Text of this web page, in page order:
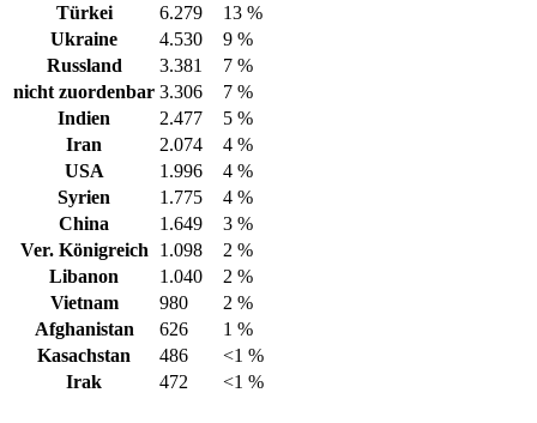
Türkei
6.279
13 %
Ukraine
4.530
9 %
Russland
3.381
7 %
nicht zuordenbar 3.306
7 %
Indien
2.477
5 %
Iran
2.074
4 %
USA
1.996
4 %
Syrien
1.775
4 %
China
1.649
3 %
Ver. Königreich
1.098
2 %
Libanon
1.040
2 %
Vietnam
980
2 %
Afghanistan
626
1 %
Kasachstan
486
<1 %
Irak
472 <1 %